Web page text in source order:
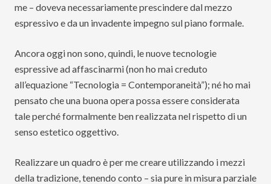
me – doveva necessariamente prescindere dal mezzo
espressivo e da un invadente impegno sul piano formale.
Ancora oggi non sono, quindi, le nuove tecnologie
espressive ad affascinarmi (non ho mai creduto
all’equazione “Tecnologia = Contemporaneità”); né ho mai
pensato che una buona opera possa essere considerata
tale perché formalmente ben realizzata nel rispetto di un
senso estetico oggettivo.
Realizzare un quadro è per me creare utilizzando i mezzi
della tradizione, tenendo conto – sia pure in misura parziale